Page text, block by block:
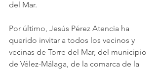
del Mar.
Por último, Jesús Pérez Atencia ha
querido invitar a todos los vecinos y
vecinas de Torre del Mar, del municipio
de Vélez-Málaga, de la comarca de la